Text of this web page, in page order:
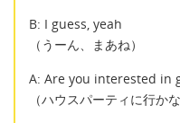
B: I guess, yeah
（うーん、まあね）
A: Are you interested in
（ハウスパーティに行かな